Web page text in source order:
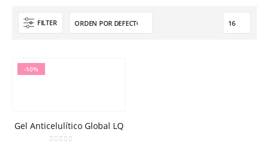
FILTER
-10%
Gel Anticelulítico Global LQ